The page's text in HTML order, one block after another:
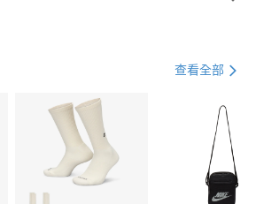
21家銀行
第一商業銀行
彰化商業銀行
查看全部